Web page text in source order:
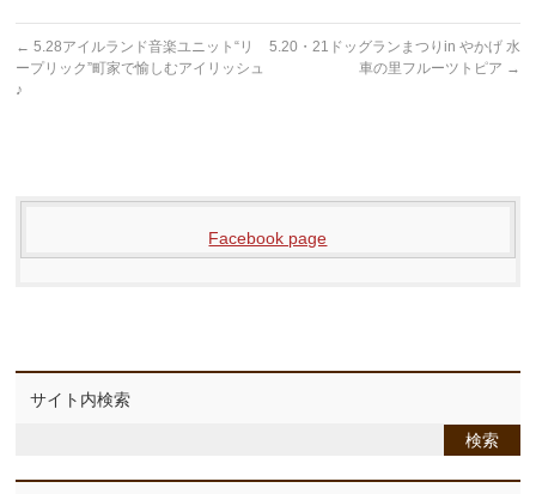
← 5.28アイルランド音楽ユニット“リ
ープリック”町家で愉しむアイリッシュ
♪
5.20・21ドッグランまつりin やかげ 水
車の里フルーツトピア →
Facebook page
サイト内検索